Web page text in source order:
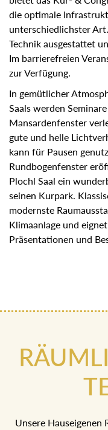
die optimale
unterschiedlichster
Technik ausgestattet
Im barrierefreien
zur Verfügung.
In gemütlicher
Saals werden
Mansardenfenster
gute und helle
kann für Pausen
Rundbogenfenster
Plochl Saal ein
seinen Kurpark.
modernste
Klimaanlage und
Präsentationen und
Unsere Hauseigenen